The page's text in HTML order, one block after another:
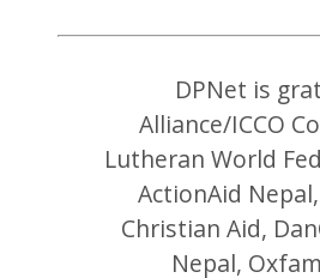
DPNet is
Alliance/ICCO
Lutheran World
ActionAid
Christian Aid,
Nepal,